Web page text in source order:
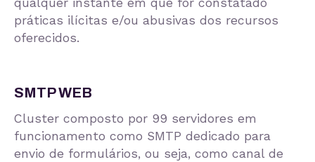
qualquer instante em que for constatado
práticas ilícitas e/ou abusivas dos recursos
oferecidos.
SMTP WEB
Cluster composto por 99 servidores em
funcionamento como SMTP dedicado para
envio de formulários, ou seja, como canal de